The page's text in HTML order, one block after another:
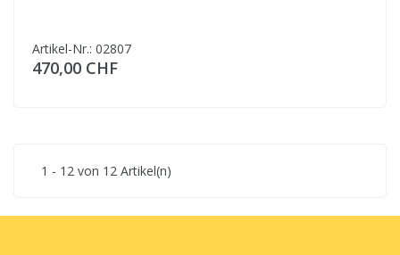
Artikel-Nr.: 02807
470,00 CHF
1 - 12 von 12 Artikel(n)